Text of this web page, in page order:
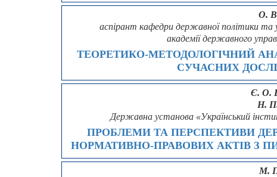
О.
аспірант кафедри державної політики та
академії державного
ТЕОРЕТИКО-МЕТОДОЛОГІЧНИЙ
СУЧАСНИХ
Є. О.
Н.
Державна установа «Український
ПРОБЛЕМИ ТА ПЕРСПЕКТИВИ
НОРМАТИВНО-ПРАВОВИХ АКТІВ З
М.